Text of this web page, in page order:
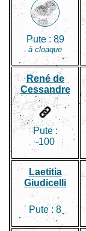
Pute : 89
à cloaque
René de
Cessandre
Pute :
-100
Laetitia
Giudicelli
Pute :8